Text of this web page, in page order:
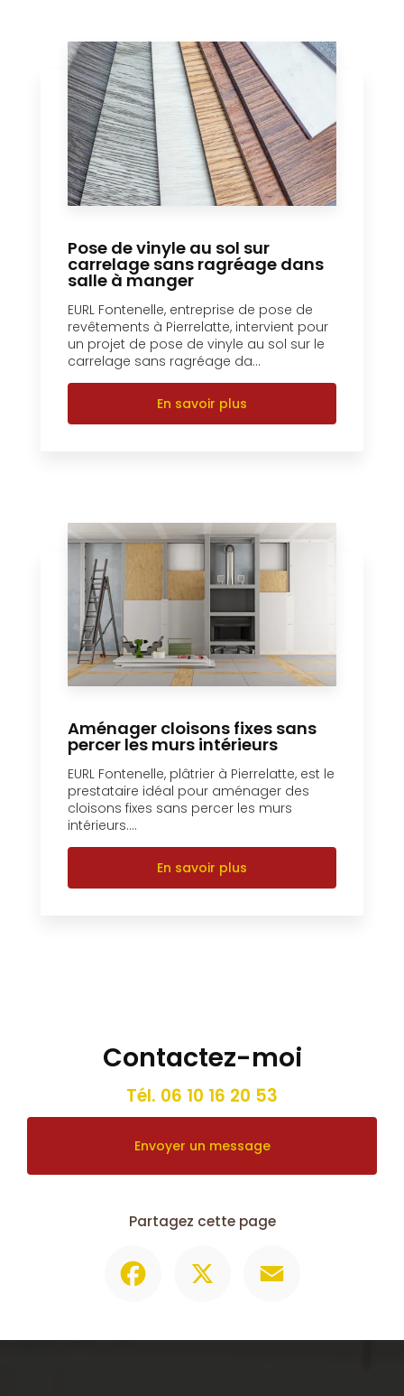
Pose de vinyle au sol sur
carrelage sans ragréage dans
salle à manger
EURL Fontenelle, entreprise de pose de
revêtements à Pierrelatte, intervient pour
un projet de pose de vinyle au sol sur le
carrelage sans ragréage da...
En savoir plus
Aménager cloisons fixes sans
percer les murs intérieurs
EURL Fontenelle, plâtrier à Pierrelatte, est le
prestataire idéal pour aménager des
cloisons fixes sans percer les murs
intérieurs....
En savoir plus
Contactez-moi
Tél. 06 10 16 20 53
Envoyer un message
Partagez cette page